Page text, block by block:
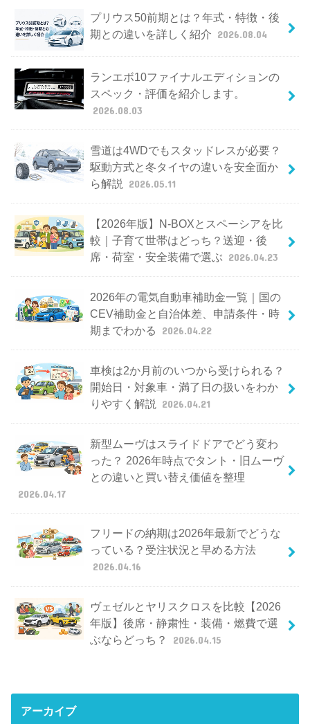
プリウス50前期とは？年式・特徴・後
期との違いを詳しく紹介 2026.08.04
ランエボ10ファイナルエディションの
スペック・評価を紹介します。
2026.08.03
雪道は4WDでもスタッドレスが必要？
駆動方式と冬タイヤの違いを安全面か
ら解説
2026.05.11
【2026年版】N-BOXとスペーシアを比
較｜子育て世帯はどっち？送迎・後
席・荷室・安全装備で選ぶ 2026.04.23
2026年の電気自動車補助金一覧｜国の
CEV補助金と自治体差、申請条件・時
期までわかる
2026.04.22
車検は2か月前のいつから受けられる？
開始日・対象車・満了日の扱いをわか
りやすく解説
2026.04.21
新型ムーヴはスライドドアでどう変わ
った？ 2026年時点でタント・旧ムーヴ
との違いと買い替え価値を整理
2026.04.17
フリードの納期は2026年最新でどうな
っている？受注状況と早める方法
2026.04.16
ヴェゼルとヤリスクロスを比較【2026
年版】後席・静粛性・装備・燃費で選
ぶならどっち？
2026.04.15
アーカイブ